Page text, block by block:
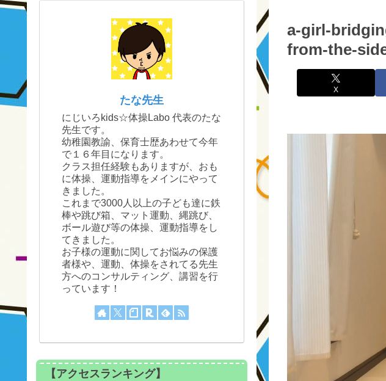
a-girl-
from-the-
X
たな先生
にじいろkids☆体操Labo 代表のたな
先生です。
幼稚園教諭、保育士歴あわせて今年
で１６年目になります。
クラス担任経験もありますが、おも
に体操、運動指導をメインにやって
きました。
これまで3000人以上の子ども達に鉄
棒や跳び箱、マット運動、縄跳び、
ボール遊び等の体操、運動指導をし
てきました。
お子様の運動に関してお悩みの保護
者様や、運動、体操をされてる先生
方へのコンサルティング、講習を行
っています！
【アクセスランキング】